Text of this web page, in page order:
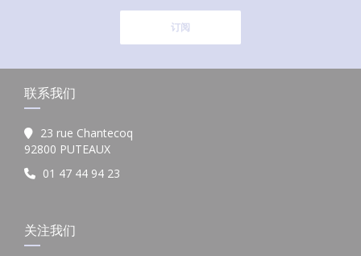
订阅
联系我们
23 rue Chantecoq
92800 PUTEAUX((在新窗口中打开))
01 47 44 94 23
关注我们